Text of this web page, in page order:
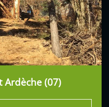
Ardèche (07)